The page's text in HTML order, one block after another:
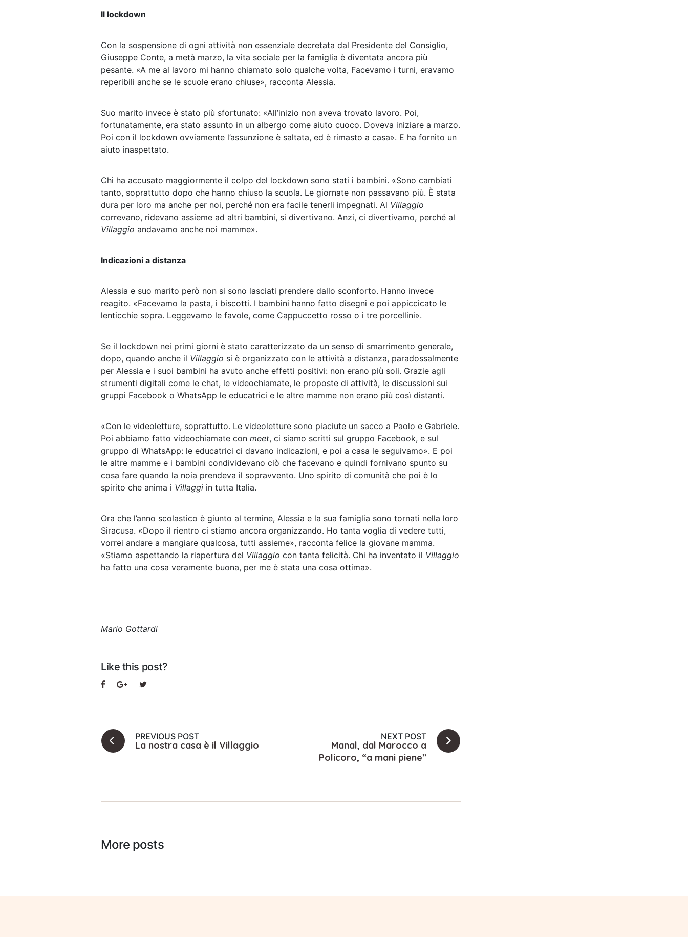
Il lockdown
Con la sospensione di ogni attività non essenziale decretata dal Presidente del Consiglio,
Giuseppe Conte, a metà marzo, la vita sociale per la famiglia è diventata ancora più
pesante. «A me al lavoro mi hanno chiamato solo qualche volta, Facevamo i turni, eravamo
reperibili anche se le scuole erano chiuse», racconta Alessia.
Suo marito invece è stato più sfortunato: «All’inizio non aveva trovato lavoro. Poi,
fortunatamente, era stato assunto in un albergo come aiuto cuoco. Doveva iniziare a marzo.
Poi con il lockdown ovviamente l’assunzione è saltata, ed è rimasto a casa». E ha fornito un
aiuto inaspettato.
Chi ha accusato maggiormente il colpo del lockdown sono stati i bambini. «Sono cambiati
tanto, soprattutto dopo che hanno chiuso la scuola. Le giornate non passavano più. È stata
dura per loro ma anche per noi, perché non era facile tenerli impegnati. Al Villaggio
correvano, ridevano assieme ad altri bambini, si divertivano. Anzi, ci divertivamo, perché al
Villaggio andavamo anche noi mamme».
Indicazioni a distanza
Alessia e suo marito però non si sono lasciati prendere dallo sconforto. Hanno invece
reagito. «Facevamo la pasta, i biscotti. I bambini hanno fatto disegni e poi appiccicato le
lenticchie sopra. Leggevamo le favole, come Cappuccetto rosso o i tre porcellini».
Se il lockdown nei primi giorni è stato caratterizzato da un senso di smarrimento generale,
dopo, quando anche il Villaggio si è organizzato con le attività a distanza, paradossalmente
per Alessia e i suoi bambini ha avuto anche effetti positivi: non erano più soli. Grazie agli
strumenti digitali come le chat, le videochiamate, le proposte di attività, le discussioni sui
gruppi Facebook o WhatsApp le educatrici e le altre mamme non erano più così distanti.
«Con le videoletture, soprattutto. Le videoletture sono piaciute un sacco a Paolo e Gabriele.
Poi abbiamo fatto videochiamate con meet, ci siamo scritti sul gruppo Facebook, e sul
gruppo di WhatsApp: le educatrici ci davano indicazioni, e poi a casa le seguivamo». E poi
le altre mamme e i bambini condividevano ciò che facevano e quindi fornivano spunto su
cosa fare quando la noia prendeva il sopravvento. Uno spirito di comunità che poi è lo
spirito che anima i Villaggi in tutta Italia.
Ora che l’anno scolastico è giunto al termine, Alessia e la sua famiglia sono tornati nella loro
Siracusa. «Dopo il rientro ci stiamo ancora organizzando. Ho tanta voglia di vedere tutti,
vorrei andare a mangiare qualcosa, tutti assieme», racconta felice la giovane mamma.
«Stiamo aspettando la riapertura del Villaggio con tanta felicità. Chi ha inventato il Villaggio
ha fatto una cosa veramente buona, per me è stata una cosa ottima».
Mario Gottardi
Like this post?
PREVIOUS POST
La nostra casa è il Villaggio
NEXT POST
Manal, dal Marocco a
Policoro, “a mani piene”
More posts